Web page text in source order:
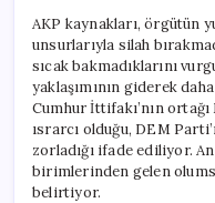
AKP kaynakları, örgütün
unsurlarıyla silah
sıcak bakmadıklarını
yaklaşımının giderek
Cumhur İttifakı’nın
ısrarcı olduğu, DEM
zorladığı ifade ediliyor.
birimlerinden gelen
belirtiyor.